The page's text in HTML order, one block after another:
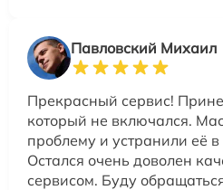
Павловский Михаил
Прекрасный сервис!
который не включался.
проблему и устранили её
Остался очень доволен
сервисом. Буду